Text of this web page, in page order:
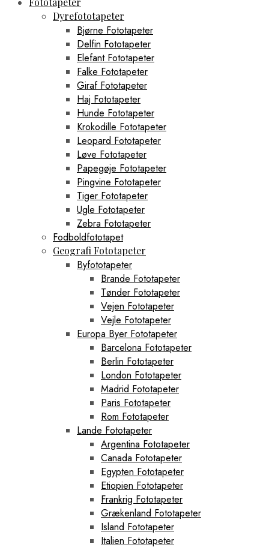
Dyrefototapeter
Bjørne Fototapeter
Delfin Fototapeter
Elefant Fototapeter
Falke Fototapeter
Giraf Fototapeter
Haj Fototapeter
Hunde Fototapeter
Krokodille Fototapeter
Leopard Fototapeter
Løve Fototapeter
Papegøje Fototapeter
Pingvine Fototapeter
Tiger Fototapeter
Ugle Fototapeter
Zebra Fototapeter
Fodboldfototapet
Geografi Fototapeter
Byfototapeter
Brande Fototapeter
Tønder Fototapeter
Vejen Fototapeter
Vejle Fototapeter
Europa Byer Fototapeter
Barcelona Fototapeter
Berlin Fototapeter
London Fototapeter
Madrid Fototapeter
Paris Fototapeter
Rom Fototapeter
Lande Fototapeter
Argentina Fototapeter
Canada Fototapeter
Egypten Fototapeter
Etiopien Fototapeter
Frankrig Fototapeter
Grækenland Fototapeter
Island Fototapeter
Italien Fototapeter